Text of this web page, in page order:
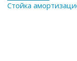
Стойка